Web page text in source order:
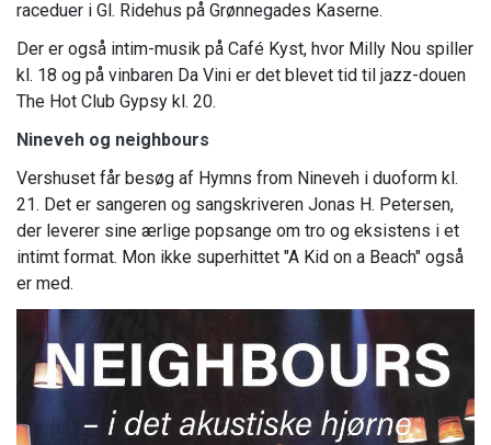
raceduer i Gl. Ridehus på Grønnegades Kaserne.
Der er også intim-musik på Café Kyst, hvor Milly Nou spiller
kl. 18 og på vinbaren Da Vini er det blevet tid til jazz-douen
The Hot Club Gypsy kl. 20.
Nineveh og neighbours
Vershuset får besøg af Hymns from Nineveh i duoform kl.
21. Det er sangeren og sangskriveren Jonas H. Petersen,
der leverer sine ærlige popsange om tro og eksistens i et
intimt format. Mon ikke superhittet "A Kid on a Beach" også
er med.